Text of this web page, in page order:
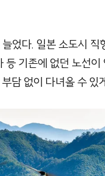
었다. 일본 소도시
등 기존에 없던 노선
담 없이 다녀올 수 있